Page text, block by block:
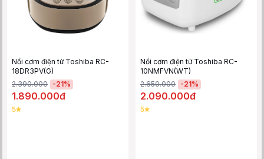
Nồi cơm điện tử Toshiba RC-
18DR3PV(G)
2.390.000 -21%
1.890.000đ
5
Nồi cơm điện tử Toshiba RC-
10NMFVN(WT)
2.650.000 -21%
2.090.000đ
5